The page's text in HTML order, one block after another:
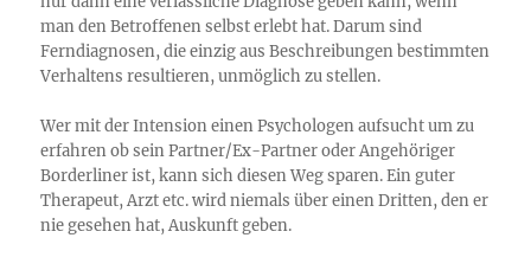
man den Betroffenen selbst erlebt hat. Darum sind
Ferndiagnosen, die einzig aus Beschreibungen bestimmten
Verhaltens resultieren, unmöglich zu stellen.
Wer mit der Intension einen Psychologen aufsucht um zu
erfahren ob sein Partner/Ex-Partner oder Angehöriger
Borderliner ist, kann sich diesen Weg sparen. Ein guter
Therapeut, Arzt etc. wird niemals über einen Dritten, den er
nie gesehen hat, Auskunft geben.